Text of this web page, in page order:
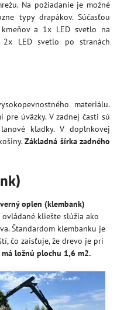
Na požiadanie je možné
typy drapákov. Súčasťou
a 1x LED svetlo na
LED svetlo po stranách
materiálu.
úväzky. V zadnej časti sú
kladky. V doplnkovej
Základná šírka zadného
oplen (klembank)
kliešte slúžia ako
Štandardom klembanku je
čo zaisťuje, že drevo je pri
ložnú plochu 1,6 m2.